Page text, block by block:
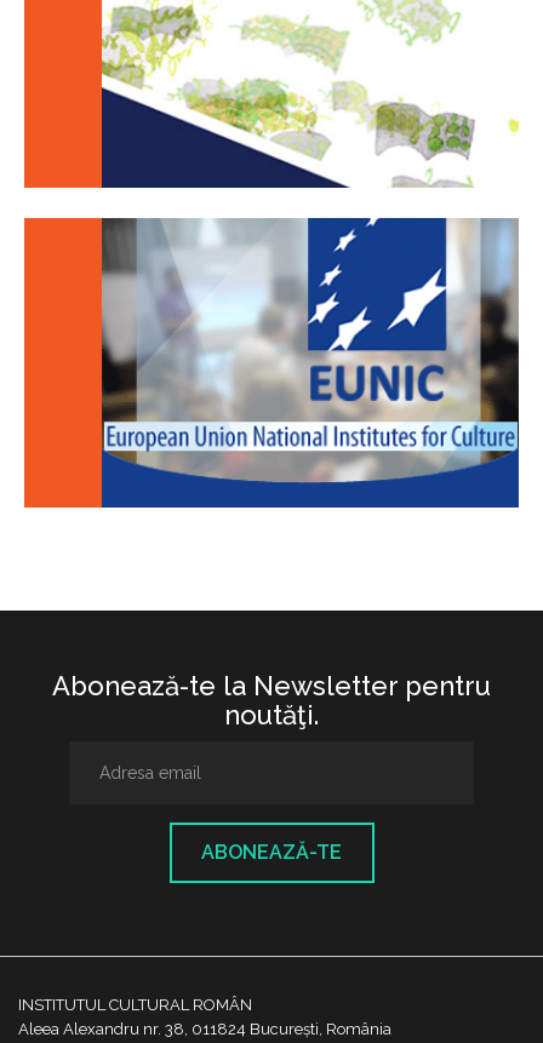
Abonează-te la Newsletter pentru
noutăţi.
ABONEAZĂ-TE
INSTITUTUL CULTURAL ROMÂN
Aleea Alexandru nr. 38, 011824 București, România